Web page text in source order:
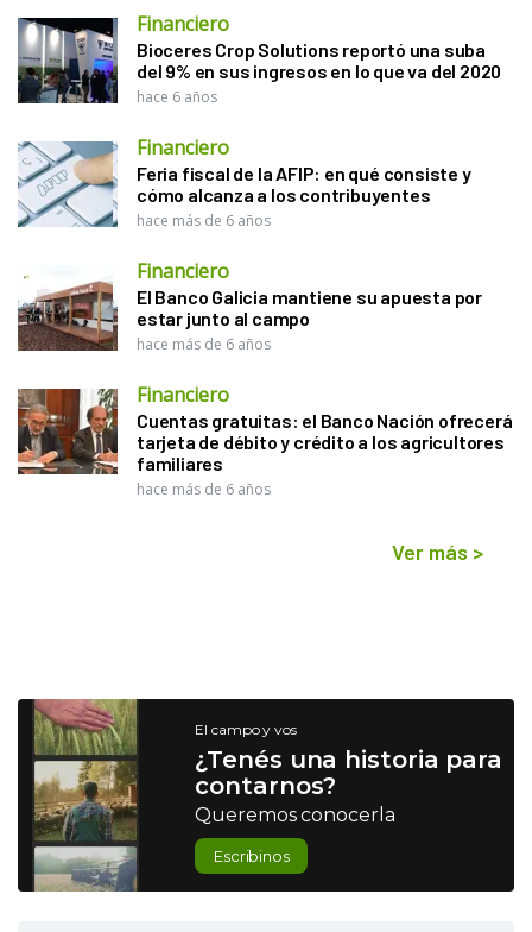
Financiero
Bioceres Crop Solutions reportó una suba
del 9% en sus ingresos en lo que va del 2020
hace 6 años
Financiero
Feria fiscal de la AFIP: en qué consiste y
cómo alcanza a los contribuyentes
hace más de 6 años
Financiero
El Banco Galicia mantiene su apuesta por
estar junto al campo
hace más de 6 años
Financiero
Cuentas gratuitas: el Banco Nación ofrecerá
tarjeta de débito y crédito a los agricultores
familiares
hace más de 6 años
Ver más >
El campo y vos
¿Tenés una historia para
contarnos?
Queremos conocerla
Escribinos